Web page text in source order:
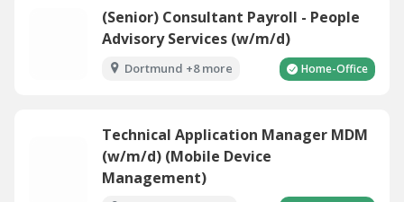
(Senior) Consultant Payroll - People
Advisory Services (w/m/d)
Dortmund +8 more Home-Office
Technical Application Manager MDM
(w/m/d) (Mobile Device
Management)